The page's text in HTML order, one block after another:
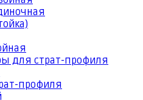
для страт-профиля
профиля